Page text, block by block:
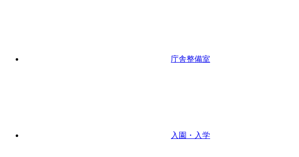
庁舎整備室
入園・入学